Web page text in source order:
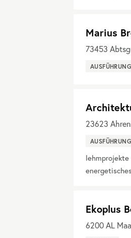
Marius
73453
AUSFÜHRUNG
23623
AUSFÜHRUNG
Ekoplus
6200 AL